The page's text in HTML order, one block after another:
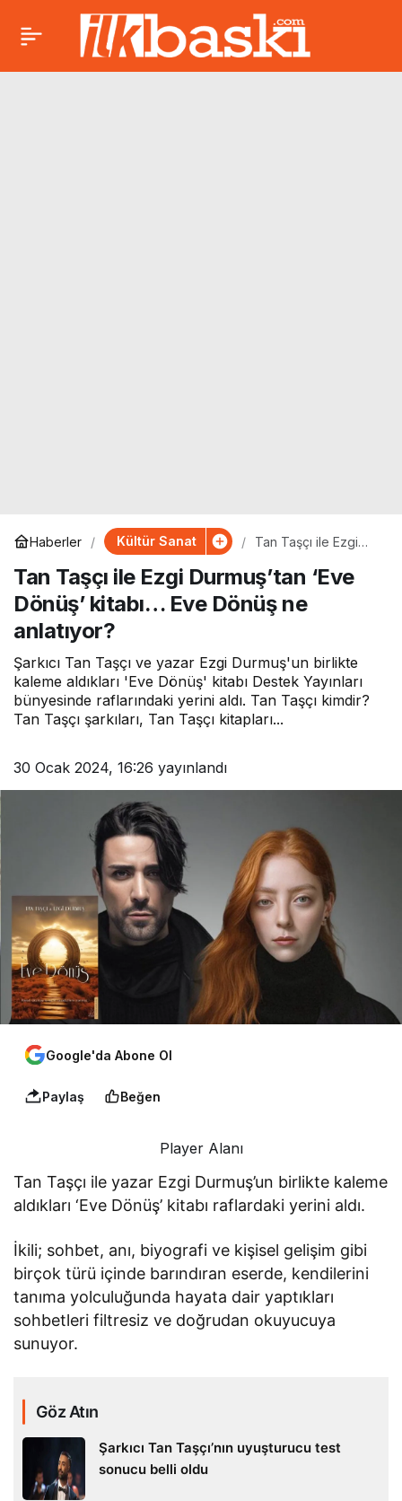
Haberler Kültür Sanat
Tan Taşçı ile Ezgi
Dönüş’ kitabı… Eve
Dönüş ne anlatıyor?
Tan Taşçı ile Ezgi Durmuş’tan ‘Eve
Dönüş’ kitabı… Eve Dönüş ne
anlatıyor?
Şarkıcı Tan Taşçı ve yazar Ezgi Durmuş'un birlikte
kaleme aldıkları 'Eve Dönüş' kitabı Destek Yayınları
bünyesinde raflarındaki yerini aldı. Tan Taşçı kimdir?
Tan Taşçı şarkıları, Tan Taşçı kitapları...
30 Ocak 2024, 16:26 yayınlandı
Google'da Abone Ol
Paylaş Beğen
Player Alanı
Tan Taşçı ile yazar Ezgi Durmuş’un birlikte kaleme
aldıkları ‘Eve Dönüş’ kitabı raflardaki yerini aldı.
İkili; sohbet, anı, biyografi ve kişisel gelişim gibi
birçok türü içinde barındıran eserde, kendilerini
tanıma yolculuğunda hayata dair yaptıkları
sohbetleri filtresiz ve doğrudan okuyucuya
sunuyor.
Göz Atın
Şarkıcı Tan Taşçı’nın uyuşturucu test
sonucu belli oldu
88 yıllık konser kaydı!
CSO’nun ilk flüt